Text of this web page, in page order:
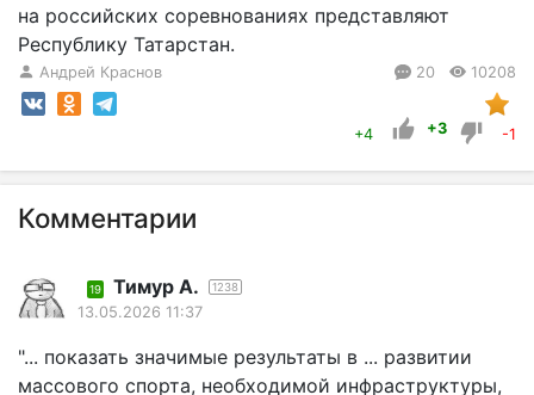
на российских соревнованиях представляют
Республику Татарстан.
Андрей Краснов 20 10208
+4 +3 -1
Комментарии
19 Тимур А. 1238
13.05.2026 11:37
"... показать значимые результаты в ... развитии
массового спорта, необходимой инфраструктуры,